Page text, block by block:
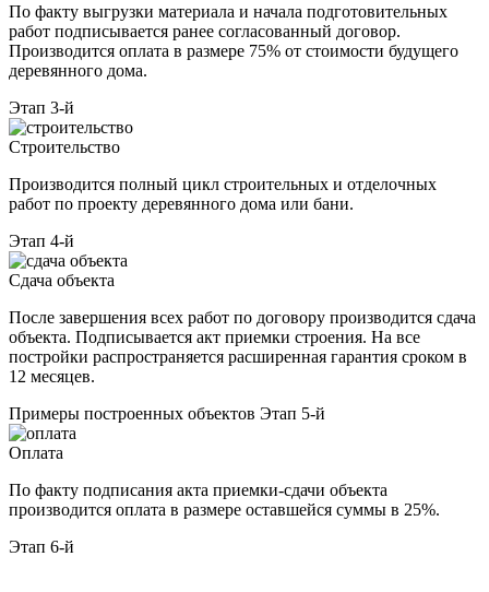
По факту выгрузки материала и начала подготовительных
работ подписывается ранее согласованный договор.
Производится оплата в размере 75% от стоимости будущего
деревянного дома.
Этап 3-й
Строительство
Производится полный цикл строительных и отделочных
работ по проекту деревянного дома или бани.
Этап 4-й
Сдача объекта
После завершения всех работ по договору производится сдача
объекта. Подписывается акт приемки строения. На все
постройки распространяется расширенная гарантия сроком в
12 месяцев.
Примеры построенных объектов Этап 5-й
Оплата
По факту подписания акта приемки-сдачи объекта
производится оплата в размере оставшейся суммы в 25%.
Этап 6-й